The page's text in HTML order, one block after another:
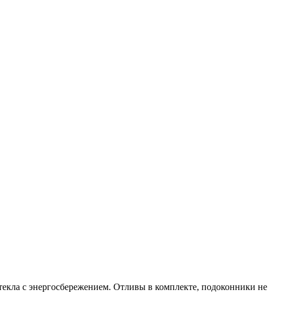
с энергосбережением. Отливы в комплекте, подоконники не